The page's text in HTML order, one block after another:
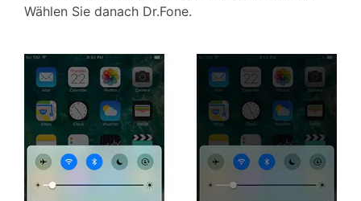
Wählen Sie danach Dr.Fone.